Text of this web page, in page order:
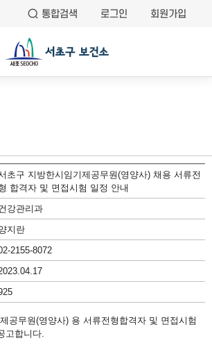
통합검색 로그인 회원가입
초구 지방한시임기제공무원(영양사) 채용 서류전
합격자 및 면접시험 일정 안내
강관리과
지란
2155-8072
공무원(영양사) 용 서류전형합격자 및 면접시험
고합니다.